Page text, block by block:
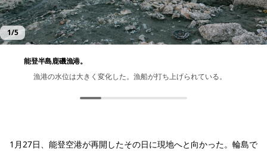
1/5
能登半島鹿磯漁港。
漁港の水位は大きく変化した。漁船が打ち上げられている。
波止場の色から、震災前の水面の位置が伺える。
海底が剥き出しになっている。
海岸線は後退し、かつて水中にあったテトラポットが露わにな
鹿磯漁港を俯瞰する
1月27日、能登空港が再開したその日に現地へと向かった。輪島で